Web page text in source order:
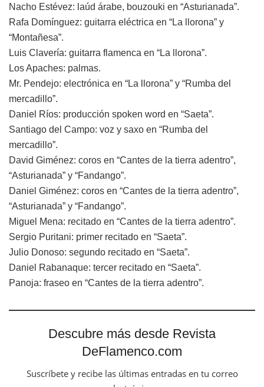
Nacho Estévez: laúd árabe, bouzouki en “Asturianada”.
Rafa Domínguez: guitarra eléctrica en “La llorona” y
“Montañesa”.
Luis Clavería: guitarra flamenca en “La llorona”.
Los Apaches: palmas.
Mr. Pendejo: electrónica en “La llorona” y “Rumba del
mercadillo”.
Daniel Ríos: producción spoken word en “Saeta”.
Santiago del Campo: voz y saxo en “Rumba del
mercadillo”.
David Giménez: coros en “Cantes de la tierra adentro”,
“Asturianada” y “Fandango”.
Daniel Giménez: coros en “Cantes de la tierra adentro”,
“Asturianada” y “Fandango”.
Miguel Mena: recitado en “Cantes de la tierra adentro”.
Sergio Puritani: primer recitado en “Saeta”.
Julio Donoso: segundo recitado en “Saeta”.
Daniel Rabanaque: tercer recitado en “Saeta”.
Panoja: fraseo en “Cantes de la tierra adentro”.
Descubre más desde Revista
DeFlamenco.com
Suscríbete y recibe las últimas entradas en tu correo